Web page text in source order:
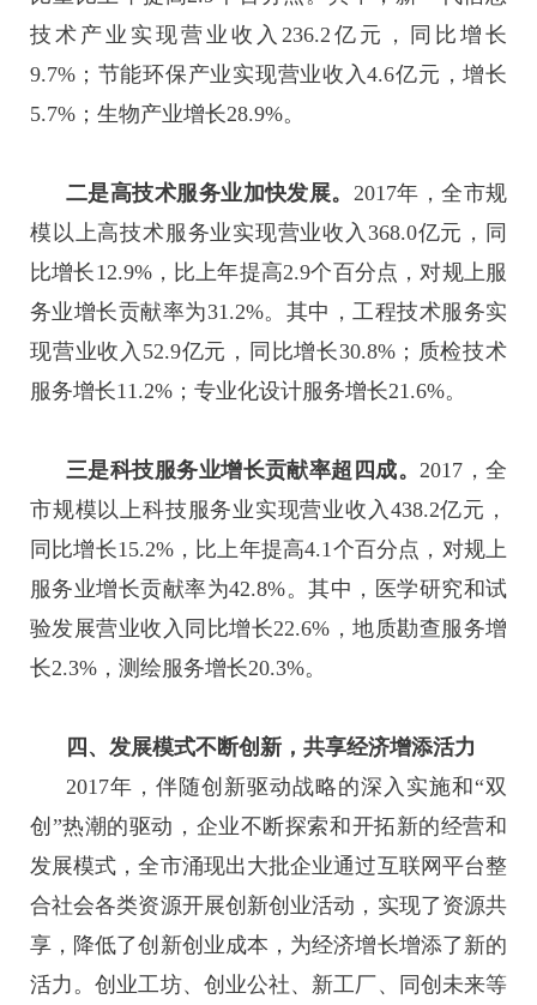
技术产业实现营业收入236.2亿元，同比增长
9.7%；节能环保产业实现营业收入4.6亿元，增长
5.7%；生物产业增长28.9%。
二是高技术服务业加快发展。 2017年，全市规
模以上高技术服务业实现营业收入368.0亿元，同
比增长12.9%，比上年提高2.9个百分点，对规上服
务业增长贡献率为31.2%。其中，工程技术服务实
现营业收入52.9亿元，同比增长30.8%；质检技术
服务增长11.2%；专业化设计服务增长21.6%。
三是科技服务业增长贡献率超四成。 2017，全
市规模以上科技服务业实现营业收入438.2亿元，
同比增长15.2%，比上年提高4.1个百分点，对规上
服务业增长贡献率为42.8%。其中，医学研究和试
验发展营业收入同比增长22.6%，地质勘查服务增
长2.3%，测绘服务增长20.3%。
四、发展模式不断创新，共享经济增添活力
2017年，伴随创新驱动战略的深入实施和“双
创”热潮的驱动，企业不断探索和开拓新的经营和
发展模式，全市涌现出大批企业通过互联网平台整
合社会各类资源开展创新创业活动，实现了资源共
享，降低了创新创业成本，为经济增长增添了新的
活力。创业工坊、创业公社、新工厂、同创未来等